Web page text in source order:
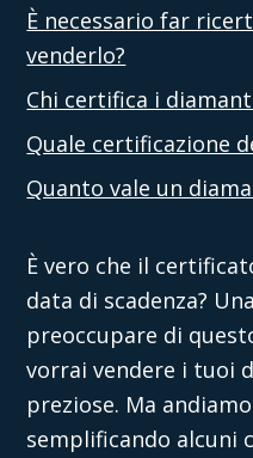
È necessario far
venderlo?
Chi certifica i
Quale certificazione
Quanto vale un
È vero che il
data di scadenza?
preoccupare di
vorrai vendere i tuoi
preziose. Ma
semplificando alcuni